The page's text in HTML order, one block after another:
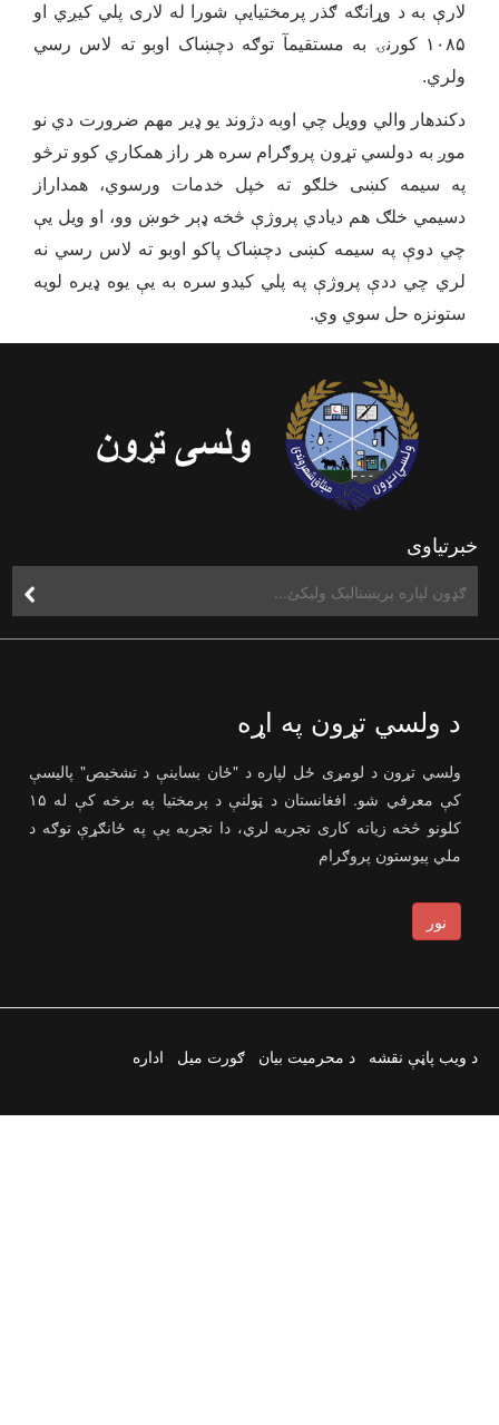
لارې به د وړانګه ګذر پرمختیایې شورا له لاری پلي کیږي او
۱۰۸۵ کورنۍ به مستقیمآ توګه دچښاک اوبو ته لاس رسي
ولري.
دکندهار والي وویل چي اوبه دژوند یو ډیر مهم ضرورت دي نو
موږ به دولسي تړون پروګرام سره هر راز همکاري کوو ترڅو
په سیمه کښی خلګو ته خپل خدمات ورسوي، همداراز
دسیمي خلګ هم دیادي پروژې څخه ډېر خوښ وو، او ویل یې
چي دوې په سیمه کښی دچښاک پاکو اوبو ته لاس رسي نه
لري چي ددې پروژې په پلي کیدو سره به یې یوه ډیره لویه
ستونزه حل سوي وي.
خبرتیاوی
د ولسي تړون په اړه
ولسي تړون د لومړی ځل لپاره د "ځان بساینې د تشخیص" پالیسې
کې معرفي شو. افغانستان د ټولنې د پرمختیا په برخه کې له ۱۵
کلونو څخه زیاته کاری تجربه لري، دا تجربه یې په ځانګړې توګه د
ملي پیوستون پروګرام
نور
د ویب پاڼې نقشه د محرمیت بیان ګورت میل اداره